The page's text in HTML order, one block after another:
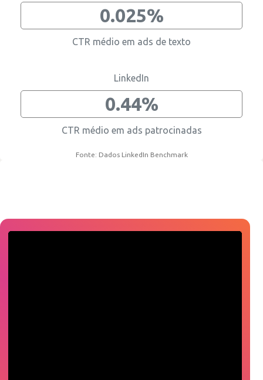
0.025%
CTR médio em ads de texto
LinkedIn
0.44%
CTR médio em ads patrocinadas
Fonte: Dados LinkedIn Benchmark